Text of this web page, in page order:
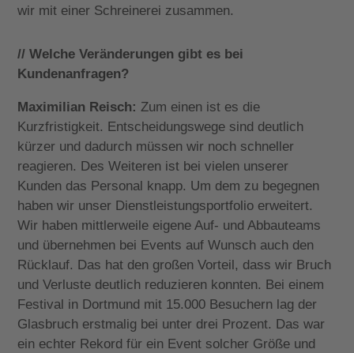
wir mit einer Schreinerei zusammen.
// Welche Veränderungen gibt es bei
Kundenanfragen?
Maximilian Reisch:Zum einen ist es die
Kurzfristigkeit. Entscheidungswege sind deutlich
kürzer und dadurch müssen wir noch schneller
reagieren. Des Weiteren ist bei vielen unserer
Kunden das Personal knapp. Um dem zu begegnen
haben wir unser Dienstleistungsportfolio erweitert.
Wir haben mittlerweile eigene Auf- und Abbauteams
und übernehmen bei Events auf Wunsch auch den
Rücklauf. Das hat den großen Vorteil, dass wir Bruch
und Verluste deutlich reduzieren konnten. Bei einem
Festival in Dortmund mit 15.000 Besuchern lag der
Glasbruch erstmalig bei unter drei Prozent. Das war
ein echter Rekord für ein Event solcher Größe und